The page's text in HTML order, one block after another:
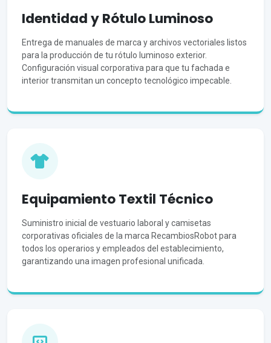
Identidad y Rótulo Luminoso
Entrega de manuales de marca y archivos vectoriales listos
para la producción de tu rótulo luminoso exterior.
Configuración visual corporativa para que tu fachada e
interior transmitan un concepto tecnológico impecable.
Equipamiento Textil Técnico
Suministro inicial de vestuario laboral y camisetas
corporativas oficiales de la marca RecambiosRobot para
todos los operarios y empleados del establecimiento,
garantizando una imagen profesional unificada.